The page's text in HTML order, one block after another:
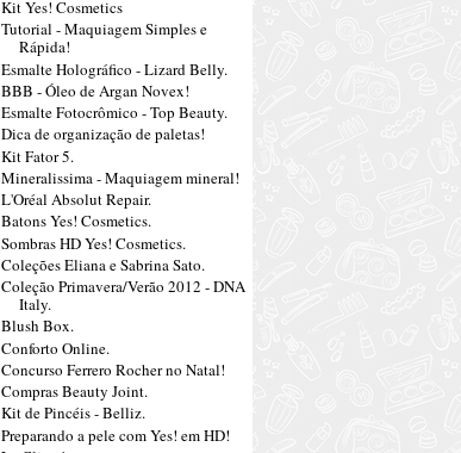
Kit Yes! Cosmetics
Tutorial - Maquiagem Simples e
Rápida!
Esmalte Holográfico - Lizard Belly.
BBB - Óleo de Argan Novex!
Esmalte Fotocrômico - Top Beauty.
Dica de organização de paletas!
Kit Fator 5.
Mineralissima - Maquiagem mineral!
L'Oréal Absolut Repair.
Batons Yes! Cosmetics.
Sombras HD Yes! Cosmetics.
Coleções Eliana e Sabrina Sato.
Coleção Primavera/Verão 2012 - DNA
Italy.
Blush Box.
Conforto Online.
Concurso Ferrero Rocher no Natal!
Compras Beauty Joint.
Kit de Pincéis - Belliz.
Preparando a pele com Yes! em HD!